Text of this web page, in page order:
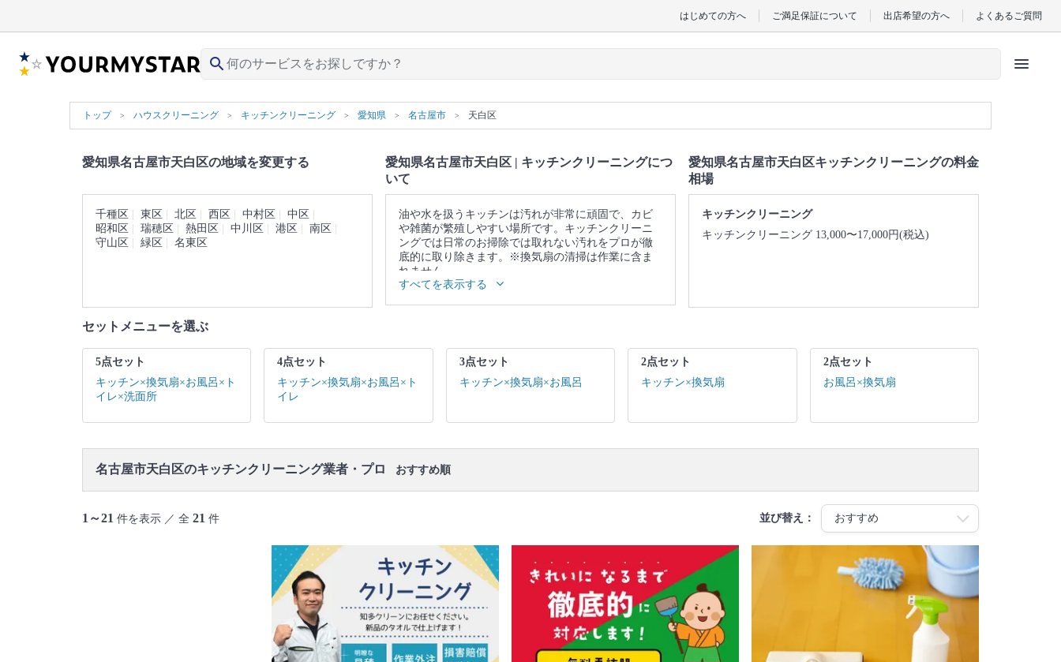
はじめての方へ ご満足保証について 出店希望の方へ よくあるご質問
search menu
トップ ハウスクリーニング キッチンクリーニング 愛知県 名古屋市 天白区
愛知県名古屋市天白区の地域を変更する
千種区 東区 北区 西区 中村区
中区
昭和区
瑞穂区 熱田区 中川区 港区
南区
守山区
緑区 名東区
愛知県名古屋市天白区 | キッチンクリーニングにつ
いて
油や水を扱うキッチンは汚れが非常に頑固で、カビ
や雑菌が繁殖しやすい場所です。キッチンクリーニ
ングでは日常のお掃除では取れない汚れをプロが徹
底的に取り除きます。※換気扇の清掃は作業に含ま
れません。
▼表示価格に含まれるキッチンクリーニングの作業
範囲
作業場所の簡易清掃
口コミ
もご参照ください。
※本ページでは一部プロモーションを含む場合があ
すべてを表示する
愛知県名古屋市天白区キッチンクリーニングの料金
相場
キッチンクリーニング
キッチンクリーニング 13,000〜17,000円(税込)
セットメニューを選ぶ
5点セット
キッチン×換気扇×お風呂×ト
イレ×洗面所
4点セット
キッチン×換気扇×お風呂×ト
イレ
3点セット
キッチン×換気扇×お風呂
2点セット
キッチン×換気扇
2点セット
お風呂×換気扇
名古屋市天白区のキッチンクリーニング業者・プロ おすすめ順
1～21 件を表示 ／ 全 21 件 並び替え：